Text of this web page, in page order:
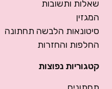
שאלות ותשובות
המגזין
סיטונאות הלבשה תחתונה
החלפות והחזרות
קטגוריות נפוצות